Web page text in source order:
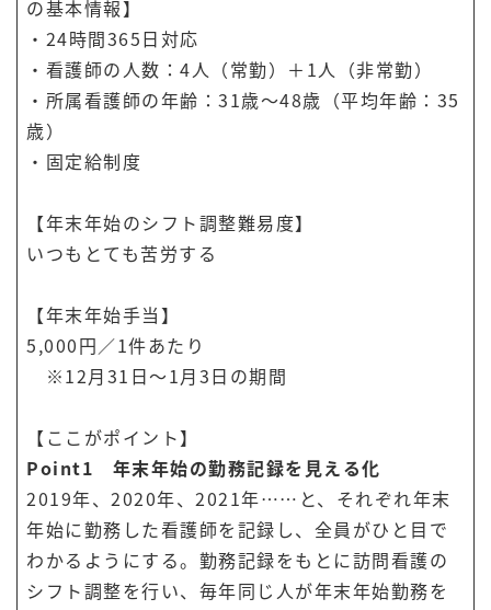
の基本情報】
・24時間365日対応
・看護師の人数：4人（常勤）＋1人（非常勤）
・所属看護師の年齢：31歳～48歳（平均年齢：35
歳）
・固定給制度
【年末年始のシフト調整難易度】
いつもとても苦労する
【年末年始手当】
5,000円／1件あたり
※12月31日～1月3日の期間
【ここがポイント】
Point1 年末年始の勤務記録を見える化
2019年、2020年、2021年……と、それぞれ年末
年始に勤務した看護師を記録し、全員がひと目で
わかるようにする。勤務記録をもとに訪問看護の
シフト調整を行い、毎年同じ人が年末年始勤務を